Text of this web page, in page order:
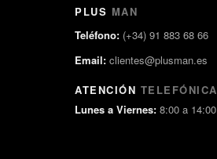
PLUS MAN
Teléfono: (+34) 91 883 68 66
Email: clientes@plusman.es
ATENCIÓN TELEFÓNICA
Lunes a Viernes: 8:00 a 14:00